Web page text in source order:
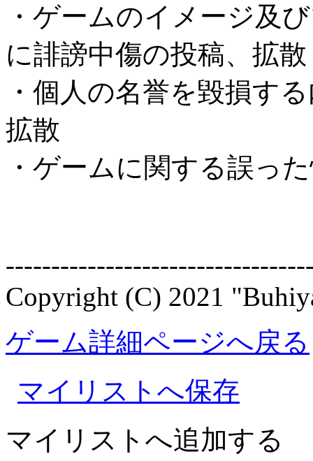
・ゲームのイメージ及
に誹謗中傷の投稿、拡散
・個人の名誉を毀損す
拡散
・ゲームに関する誤っ
Copyright (C) 2021
ゲーム詳細ページへ戻る
マイリストへ保存
マイリストへ追加する